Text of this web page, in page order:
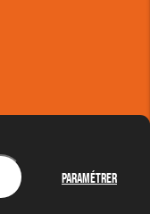
Paramétrer